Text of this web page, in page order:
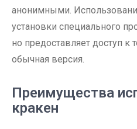
анонимными.
установки специального
но предоставляет доступ к
обычная версия.
Преимущества
кракен